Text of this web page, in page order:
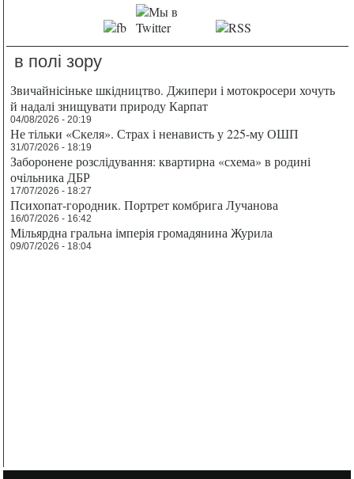
в полі зору
Звичайнісіньке шкідництво. Джипери і мотокросери хочуть
й надалі знищувати природу Карпат
04/08/2026 - 20:19
Не тільки «Скеля». Страх і ненависть у 225-му ОШП
31/07/2026 - 18:19
Заборонене розслідування: квартирна «схема» в родині
очільника ДБР
17/07/2026 - 18:27
Психопат-городник. Портрет комбрига Лучанова
16/07/2026 - 16:42
Мільярдна гральна імперія громадянина Журила
09/07/2026 - 18:04